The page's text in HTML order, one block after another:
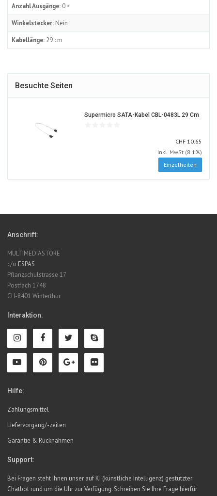
Anzahl Ausgänge: 0 ×
Winkelstecker: Nein
Kabellänge: 29 cm
Besuchte Seiten
Supermicro SATA-Kabel CBL-0483L 29 Cm
CHF CHF
10.65
inkl. MwSt (8.1%)
Einzelheiten
Anschrift:
MULTIMEDIASTORE
c/o ESPAS
Pflanzschulstrasse 17
Postfach 1748
CH-8401 Winterthur
Interaktion:
Hilfe:
Zahlungsmittel
Liefervorgang/-zeiten
Garantie & Rücknahmen
Support:
Bei Fragen steht Ihnen unser auf KI (künstliche Intelligenz) gestützter
Chatbot rund um die Uhr zur Verfügung. Schreiben Sie Ihre Frage hierfür